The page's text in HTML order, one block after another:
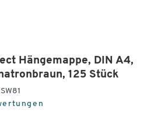
Hängemappe, DIN A4,
125 Stück